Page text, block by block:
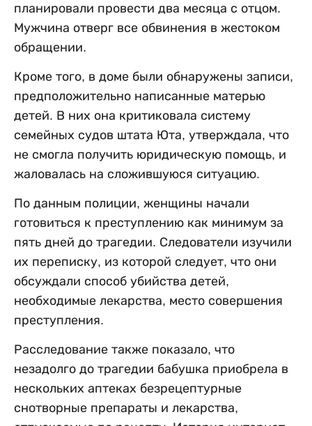
планировали провести два месяца с отцом.
Мужчина отверг все обвинения в жестоком
обращении.
Кроме того, в доме были обнаружены записи,
предположительно написанные матерью
детей. В них она критиковала систему
семейных судов штата Юта, утверждала, что
не смогла получить юридическую помощь, и
жаловалась на сложившуюся ситуацию.
По данным полиции, женщины начали
готовиться к преступлению как минимум за
пять дней до трагедии. Следователи изучили
их переписку, из которой следует, что они
обсуждали способ убийства детей,
необходимые лекарства, место совершения
преступления.
Расследование также показало, что
незадолго до трагедии бабушка приобрела в
нескольких аптеках безрецептурные
снотворные препараты и лекарства,